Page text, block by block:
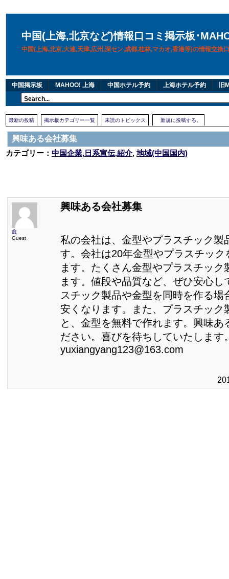
中国(上海,北京など)情報口コミ掲示板･
中国(上海,北京,大連,天津,広州,深セン,成都,桂林,マカオ,香港等)の情報交換
中国掲示板 MAHOO! 上海 中国ホテル予約 上海ホテル予約 旧
最新の投稿 掲示板カテゴリー一覧 未読のトピックス 新規に投稿する。
興味ある会社募集
カテゴリー： 中国企業,日系宣伝,紹介,地域(中国国内)
俞
Guest
興味ある会社募集
私の会社は、金型やプラスチック製
す。会社は20年金型やプラスチック
ます。たくさん金型やプラスチック
ます。値段や品質など、ぜひ安心し
スチック製品や金型を同時を作る場
安くなります。また、プラスチック
と、金型を無料で作れます。興味あ
ださい。喜びを待ちしていたします
yuxiangyang123@163.com